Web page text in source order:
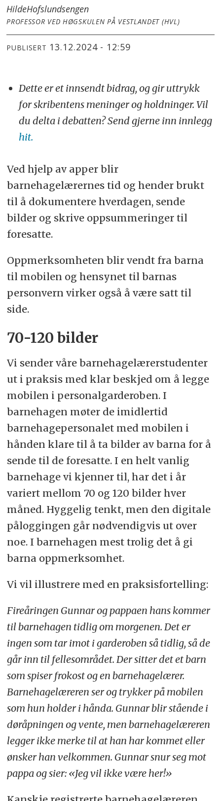
HildeHofslundsengen
PROFESSOR VED HØGSKULEN PÅ VESTLANDET (HVL)
PUBLISERT 13.12.2024 - 12:59
Dette er et innsendt bidrag, og gir uttrykk
for skribentens meninger og holdninger. Vil
du delta i debatten? Send gjerne inn innlegg
hit.
Ved hjelp av apper blir
barnehagelærernes tid og hender brukt
til å dokumentere hverdagen, sende
bilder og skrive oppsummeringer til
foresatte.
Oppmerksomheten blir vendt fra barna
til mobilen og hensynet til barnas
personvern virker også å være satt til
side.
70-120 bilder
Vi sender våre barnehagelærerstudenter
ut i praksis med klar beskjed om å legge
mobilen i personalgarderoben. I
barnehagen møter de imidlertid
barnehagepersonalet med mobilen i
hånden klare til å ta bilder av barna for å
sende til de foresatte. I en helt vanlig
barnehage vi kjenner til, har det i år
variert mellom 70 og 120 bilder hver
måned. Hyggelig tenkt, men den digitale
påloggingen går nødvendigvis ut over
noe. I barnehagen mest trolig det å gi
barna oppmerksomhet.
Vi vil illustrere med en praksisfortelling:
Fireåringen Gunnar og pappaen hans kommer
til barnehagen tidlig om morgenen. Det er
ingen som tar imot i garderoben så tidlig, så de
går inn til fellesområdet. Der sitter det et barn
som spiser frokost og en barnehagelærer.
Barnehagelæreren ser og trykker på mobilen
som hun holder i hånda. Gunnar blir stående i
døråpningen og vente, men barnehagelæreren
legger ikke merke til at han har kommet eller
ønsker han velkommen. Gunnar snur seg mot
pappa og sier: «Jeg vil ikke være her!»